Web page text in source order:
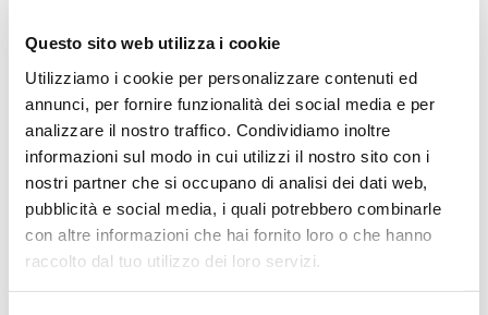
Questo sito web utilizza i cookie
Utilizziamo i cookie per personalizzare contenuti ed
annunci, per fornire funzionalità dei social media e per
analizzare il nostro traffico. Condividiamo inoltre
informazioni sul modo in cui utilizzi il nostro sito con i
nostri partner che si occupano di analisi dei dati web,
pubblicità e social media, i quali potrebbero combinarle
con altre informazioni che hai fornito loro o che hanno
raccolto dal tuo utilizzo dei loro servizi.
BANCAFORTE TV
Salvatori (Mediobanca): “Il
linguaggio può abbattere barriere e
costruire inclusione”
di Flavio Padovan, Maddalena Libertini -Cambiare le parole è
relativamente semplice. Più difficile è cambiare le abitudini, l...